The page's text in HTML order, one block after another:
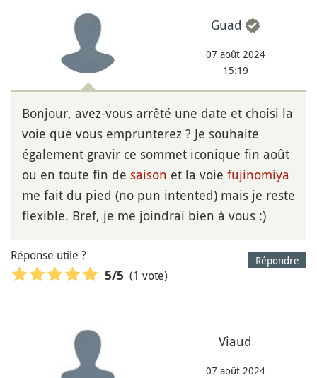
Guad
07 août 2024
15:19
Bonjour, avez-vous arrêté une date et choisi la
voie que vous emprunterez ? Je souhaite
également gravir ce sommet iconique fin août
ou en toute fin de saison et la voie fujinomiya
me fait du pied (no pun intented) mais je reste
flexible. Bref, je me joindrai bien à vous :)
Répondre
Réponse utile ?
5/5 (1 vote)
Viaud
07 août 2024